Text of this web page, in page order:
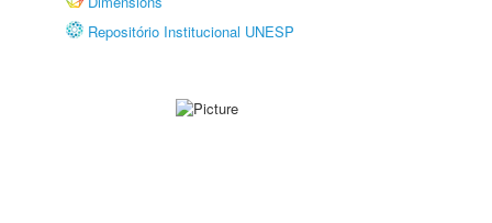
Repositório Institucional UNESP